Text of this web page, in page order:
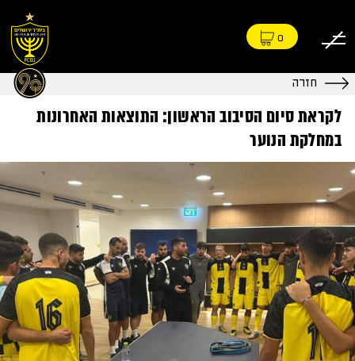
0
חזרה
לקראת סיום הסיבוב הראשון: התוצאות האחרונות
במחלקת הנוער